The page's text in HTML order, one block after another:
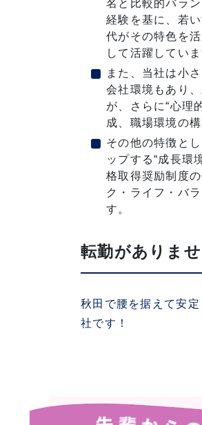
名と比較的バラ
経験を基に、若
代がその特色を
して活躍していま
また、当社は小
会社環境もあり
が、さらに“心理
成、職場環境の
その他の特徴と
ップする“成長環
格取得奨励制度
ク・ライフ・バ
す。
転勤がありま
秋田で腰を据えて安
社です！